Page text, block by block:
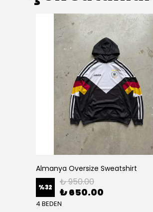
Almanya Oversize Sweatshirt
%32 ₺ 950.00
₺ 650.00
4 BEDEN